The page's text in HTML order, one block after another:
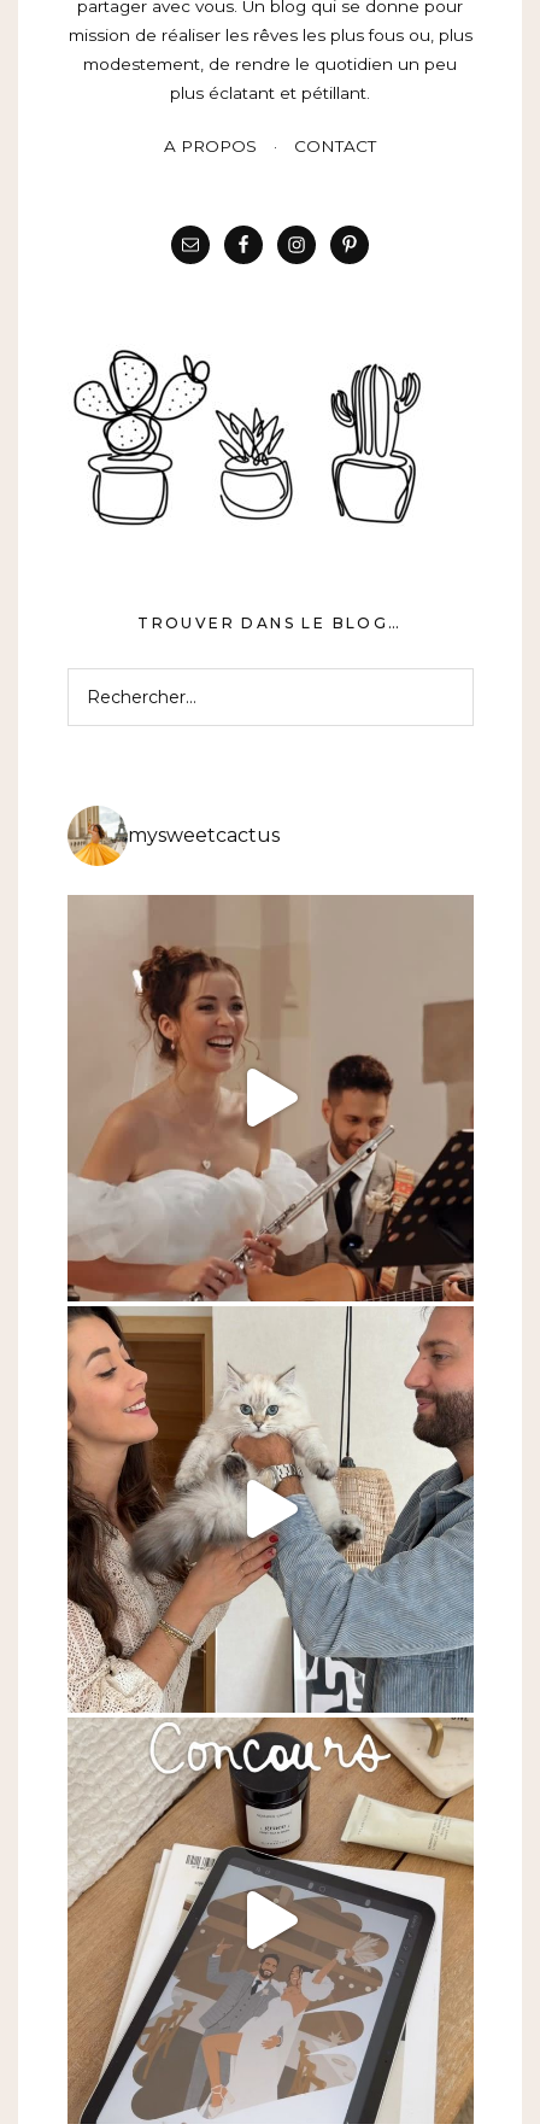
partager avec vous. Un blog qui se donne pour
mission de réaliser les rêves les plus fous ou, plus
modestement, de rendre le quotidien un peu
plus éclatant et pétillant.
A PROPOS CONTACT
TROUVER DANS LE BLOG…
mysweetcactus